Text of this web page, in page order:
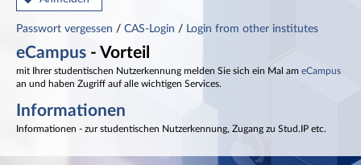
Passwort vergessen / CAS-Login / Login from other institutes
eCampus - Vorteil
mit Ihrer studentischen Nutzerkennung melden Sie sich ein Mal am eCampus
an und haben Zugriff auf alle wichtigen Services.
Informationen
Informationen - zur studentischen Nutzerkennung, Zugang zu Stud.IP etc.